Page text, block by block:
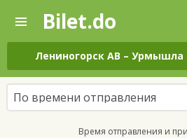
—
Поиск
и
покупка
билетов
на
автобус
онлайн
Bilet.do
Лениногорск АВ – Урмышла
По времени отправления
Время отправления и